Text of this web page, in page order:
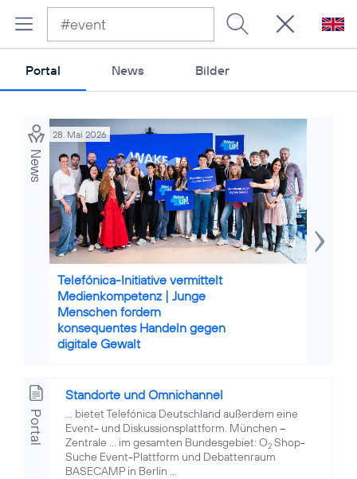
Portal News Bilder
News
28. Mai 2026
Telefónica-Initiative vermittelt
Medienkompetenz | Junge
Menschen fordern
konsequentes Handeln gegen
digitale Gewalt
Portal
Standorte und Omnichannel
... bietet Telefónica Deutschland außerdem eine
Event- und Diskussionsplattform. München –
Zentrale ... im gesamten Bundesgebiet: O2 Shop-
Suche Event-Plattform und Debattenraum
BASECAMP in Berlin ...